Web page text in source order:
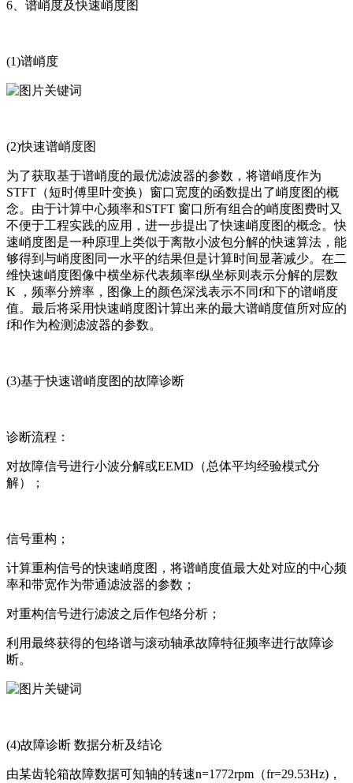
6、谱峭度及快速峭度图
(1)谱峭度
(2)快速谱峭度图
为了获取基于谱峭度的最优滤波器的参数，将谱峭度作为
STFT（短时傅里叶变换）窗口宽度的函数提出了峭度图的概
念。由于计算中心频率和STFT 窗口所有组合的峭度图费时又
不便于工程实践的应用，进一步提出了快速峭度图的概念。快
速峭度图是一种原理上类似于离散小波包分解的快速算法，能
够得到与峭度图同一水平的结果但是计算时间显著减少。在二
维快速峭度图像中横坐标代表频率f纵坐标则表示分解的层数
K ，频率分辨率，图像上的颜色深浅表示不同f和下的谱峭度
值。最后将采用快速峭度图计算出来的最大谱峭度值所对应的
f和作为检测滤波器的参数。
(3)基于快速谱峭度图的故障诊断
诊断流程：
对故障信号进行小波分解或EEMD（总体平均经验模式分
解）；
信号重构；
计算重构信号的快速峭度图，将谱峭度值最大处对应的中心频
率和带宽作为带通滤波器的参数；
对重构信号进行滤波之后作包络分析；
利用最终获得的包络谱与滚动轴承故障特征频率进行故障诊
断。
(4)故障诊断 数据分析及结论
由某齿轮箱故障数据可知轴的转速n=1772rpm（fr=29.53Hz)，